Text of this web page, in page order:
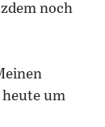
noch
heute um